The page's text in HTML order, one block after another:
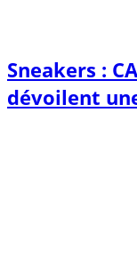
Sneakers :
dévoilent